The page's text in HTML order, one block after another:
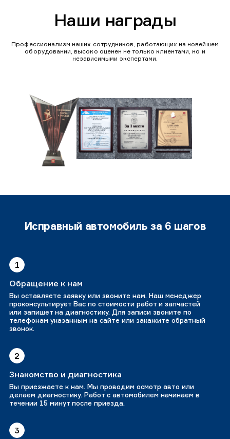
Наши награды
Профессионализм наших сотрудников, работающих на новейшем
оборудовании, высоко оценен не только клиентами, но и
независимыми экспертами.
Исправный автомобиль за 6 шагов
1
Обращение к нам
Вы оставляете заявку или звоните нам. Наш менеджер
проконсультирует Вас по стоимости работ и запчастей
или запишет на диагностику. Для записи звоните по
телефонам указанным на сайте или закажите обратный
звонок.
2
Знакомство и диагностика
Вы приезжаете к нам. Мы проводим осмотр авто или
делаем диагностику. Работ с автомобилем начинаем в
течении 15 минут после приезда.
3